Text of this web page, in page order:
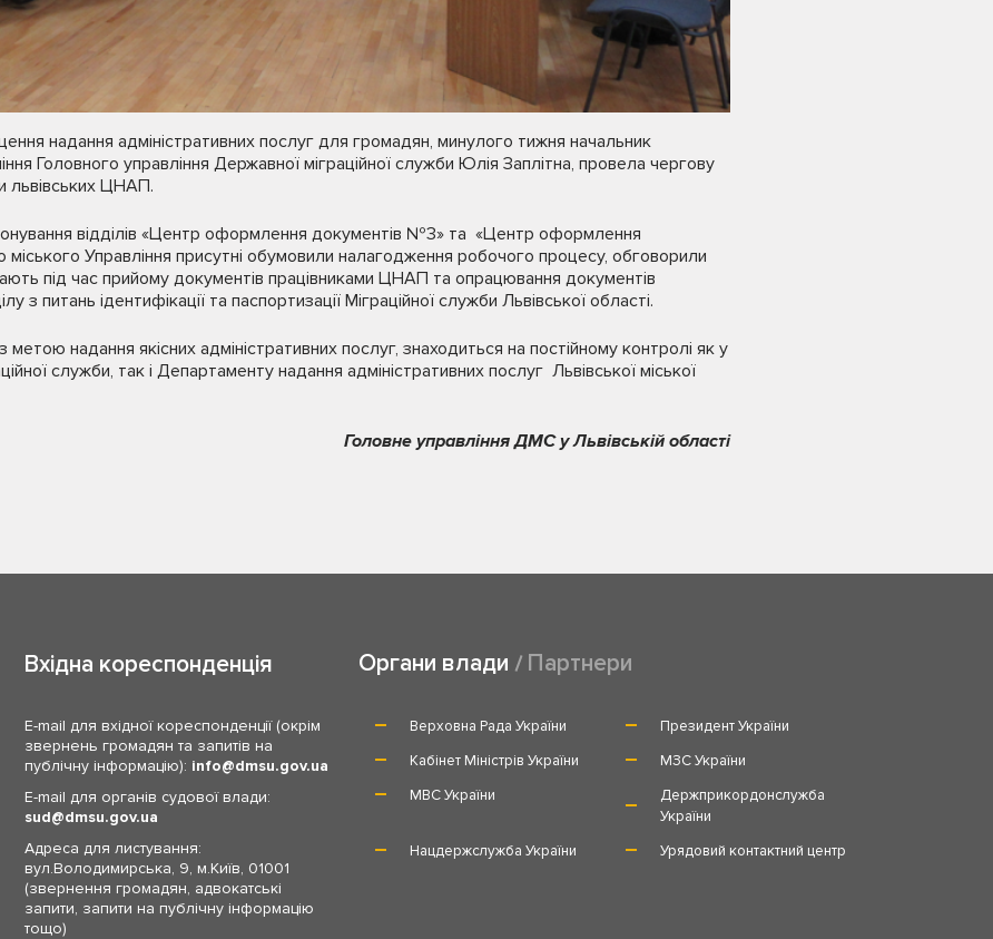
надання адміністративних послуг для громадян, минулого тижня начальник
Головного управління Державної міграційної служби Юлія Заплітна, провела чергову
львівських ЦНАП.
відділів «Центр оформлення документів №3» та «Центр оформлення
Управління присутні обумовили налагодження робочого процесу, обговорили
під час прийому документів працівниками ЦНАП та опрацювання документів
з питань ідентифікації та паспортизації Міграційної служби Львівської області.
метою надання якісних адміністративних послуг, знаходиться на постійному контролі як у
служби, так і Департаменту надання адміністративних послуг Львівської міської
Головне управління ДМС у Львівській області
Вхідна кореспонденція
E-mail для вхідної кореспонденції (окрім
звернень громадян та запитів на
публічну інформацію): info
dmsu.gov.ua
E-mail для органів судової влади:
sud
dmsu.gov.ua
Адреса для листування:
вул.Володимирська, 9, м.Київ, 01001
(звернення громадян, адвокатські
запити, запити на публічну інформацію
тощо)
Органи влади Партнери
Верховна Рада України
Президент України
Кабінет Міністрів України
МЗС України
МВС України
Держприкордонслужба
України
Нацдержслужба України
Урядовий контактний центр